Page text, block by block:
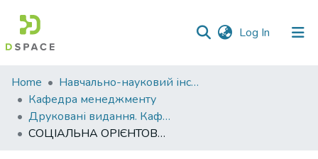
Log In (current)
Communities
&
Collections
All of DSpace
Home
Навчально-науковий інститут економіки, управління, права та інформаційних технологій
Кафедра менеджменту
Друковані видання. Кафедра менеджменту ім. І.А. Маркіної
СОЦІАЛЬНА ОРІЄНТОВАНІСТЬ БІЗНЕСУ – ВАЖЛИВА СКЛАДОВА КОНКУРЕНТОЗДАТНОСТІ БРЕНДУ